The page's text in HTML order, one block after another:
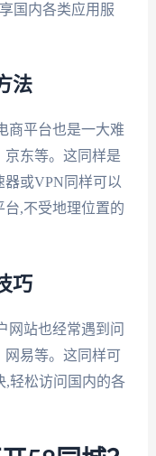
国内各类应用服
法
商平台也是一大难
东等。这同样是
或VPN同样可以
,不受地理位置的
巧
网站也经常遇到问
网易等。这同样可
,轻松访问国内的各